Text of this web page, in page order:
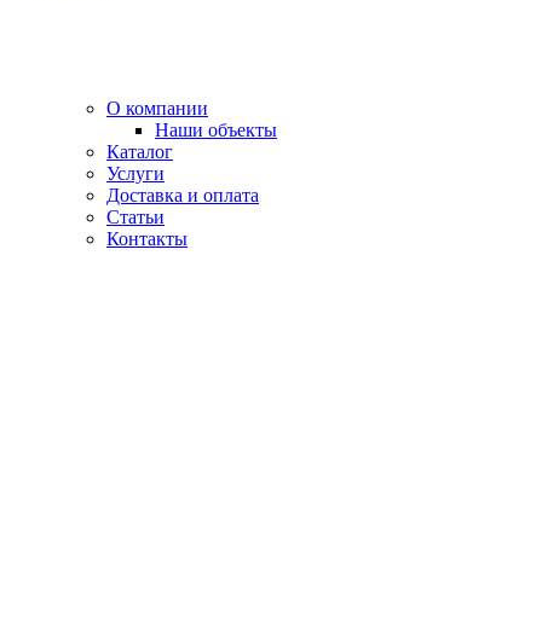
О компании
Наши объекты
Каталог
Услуги
Доставка и оплата
Статьи
Контакты